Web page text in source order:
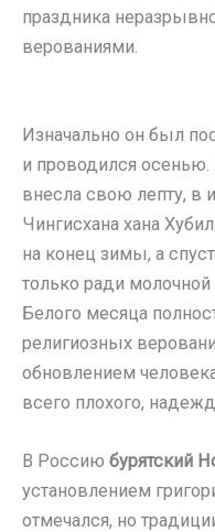
праздника
верованиями.
Изначально он был
и проводился осенью.
внесла свою лепту, в
Чингисхана хана
на конец зимы, а
только ради
Белого месяца
религиозных
обновлением
всего плохого,
В Россию бурятский
установлением
отмечался, но